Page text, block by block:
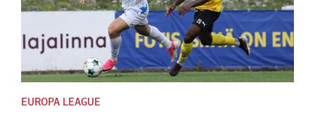
EUROPA LEAGUE